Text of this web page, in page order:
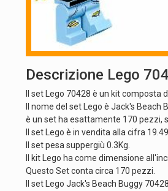
Descrizione Lego
Il set Lego 70428 è un kit
Il nome del set Lego è Jack's Beach
è un set ha esattamente 170 pezzi,
Il set Lego è in vendita alla cifra
Il set pesa suppergiù 0.3Kg.
Il kit Lego ha come dimensione
Questo Set conta circa 170 pezzi.
Il set Lego Jack's Beach Buggy